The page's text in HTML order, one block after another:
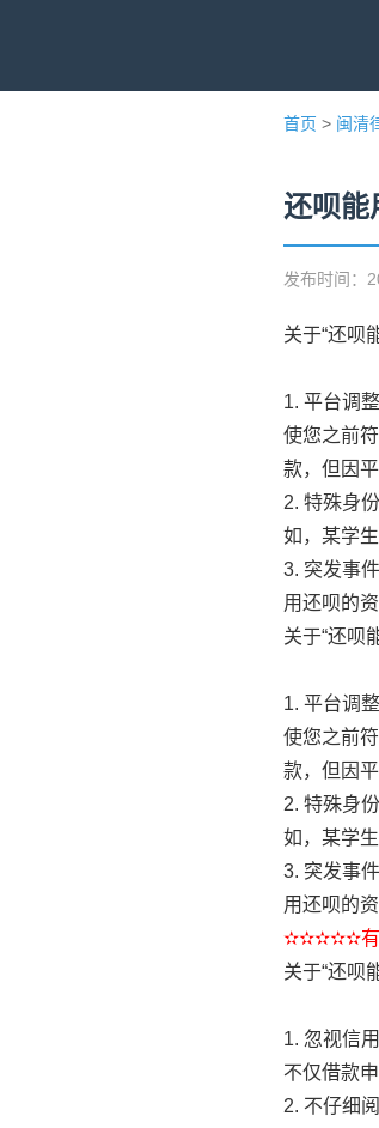
首页 > 闽清
还呗能
发布时间：
关于“还呗
1. 平台调
使您之前
款，但因
2. 特殊身
如，某学
3. 突发事
用还呗的资
关于“还呗
1. 平台调
使您之前
款，但因
2. 特殊身
如，某学
3. 突发事
用还呗的资
✫✫✫✫✫有
关于“还呗
1. 忽视信
不仅借款
2. 不仔细